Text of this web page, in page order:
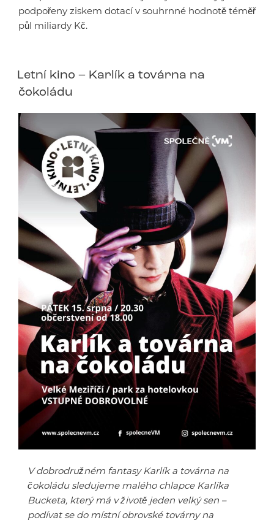
podpořeny ziskem dotací v souhrnné hodnotě téměř
půl miliardy Kč.
Letní kino – Karlík a továrna na
čokoládu
V dobrodružném fantasy Karlík a továrna na
čokoládu sledujeme malého chlapce Karlíka
Bucketa, který má v životě jeden velký sen –
podívat se do místní obrovské továrny na